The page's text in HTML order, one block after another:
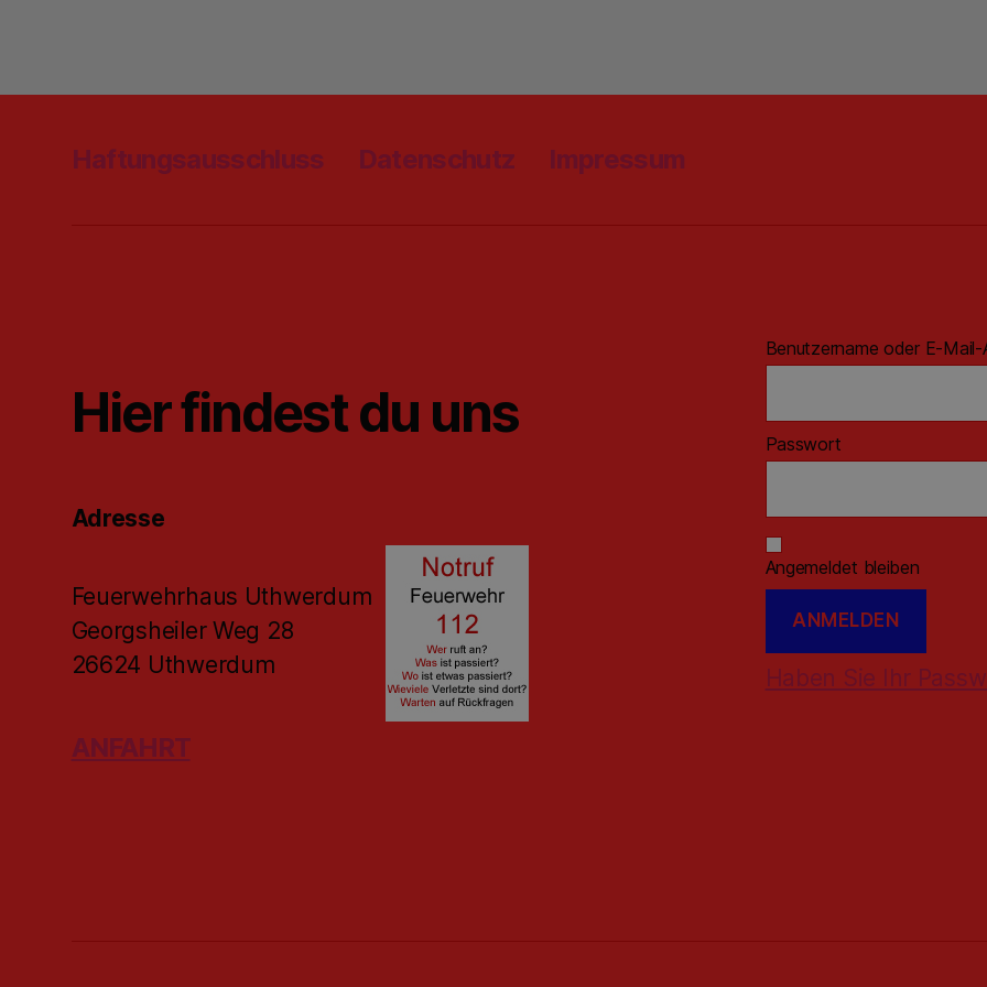
Haftungsausschluss Datenschutz Impressum
Hier findest du uns
Adresse
Feuerwehrhaus Uthwerdum
Georgsheiler Weg 28
26624 Uthwerdum
ANFAHRT
Benutzername oder E-Mail-
Passwort
Angemeldet bleiben
Haben Sie Ihr